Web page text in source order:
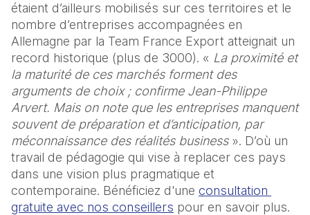
étaient d’ailleurs mobilisés sur ces territoires et le
nombre d’entreprises accompagnées en
Allemagne par la Team France Export atteignait un
record historique (plus de 3000). « La proximité et
la maturité de ces marchés forment des
arguments de choix ; confirme Jean-Philippe
Arvert. Mais on note que les entreprises manquent
souvent de préparation et d’anticipation, par
méconnaissance des réalités business ». D’où un
travail de pédagogie qui vise à replacer ces pays
dans une vision plus pragmatique et
contemporaine. Bénéficiez d'une consultation
gratuite avec nos conseillers pour en savoir plus.